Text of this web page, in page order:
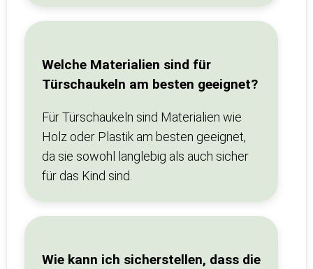
Welche Materialien sind für
Türschaukeln am besten geeignet?
Für Türschaukeln sind Materialien wie
Holz oder Plastik am besten geeignet,
da sie sowohl langlebig als auch sicher
für das Kind sind.
Wie kann ich sicherstellen, dass die